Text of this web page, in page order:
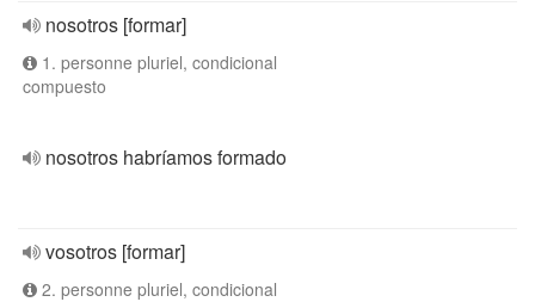
nosotros [formar]
1. personne pluriel, condicional
compuesto
nosotros habríamos formado
vosotros [formar]
2. personne pluriel, condicional